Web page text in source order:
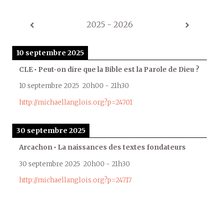
2025 - 2026
10 septembre 2025
CLE • Peut-on dire que la Bible est la Parole de Dieu ?
10 septembre 2025 20h00 - 21h30
http://michaellanglois.org?p=24701
30 septembre 2025
Arcachon • La naissances des textes fondateurs
30 septembre 2025 20h00 - 21h30
http://michaellanglois.org?p=24717